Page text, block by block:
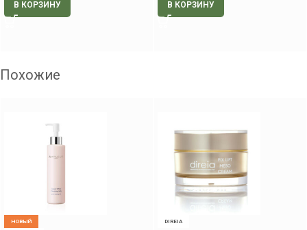
В КОРЗИНУ В КОРЗИНУ
Похожие
НОВЫЙ DIREIA